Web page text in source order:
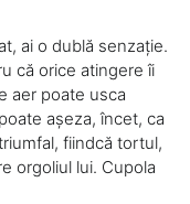
ai o dublă senzație.
că orice atingere îi
aer poate usca
așeza, încet, ca
fiindcă tortul,
orgoliul lui. Cupola